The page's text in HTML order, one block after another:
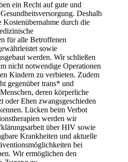
ein Recht auf gute und
Deshalb
Kostenübernahme durch die
für alle Betroffenen
sowie
werden. Wir schließen
nicht notwendige Operationen
Kindern zu verbieten. Zudem
gegenüber trans* und
deren körperliche
oder Ehen zwangsgeschieden
Lücken beim Verbot
werden wir
über HIV sowie
Krankheiten und aktuelle
bei
Wir ermöglichen den